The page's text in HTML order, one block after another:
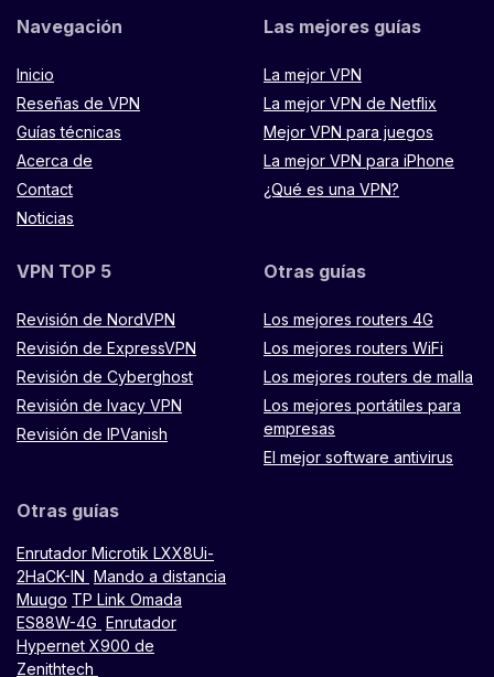
Navegación
Inicio
Reseñas de VPN
Guías técnicas
Acerca de
Contact
Noticias
Las mejores guías
La mejor VPN
La mejor VPN de Netflix
Mejor VPN para juegos
La mejor VPN para iPhone
¿Qué es una VPN?
VPN TOP 5
Revisión de NordVPN
Revisión de ExpressVPN
Revisión de Cyberghost
Revisión de Ivacy VPN
Revisión de IPVanish
Otras guías
Los mejores routers 4G
Los mejores routers WiFi
Los mejores routers de malla
Los mejores portátiles para
empresas
El mejor software antivirus
Otras guías
Enrutador Microtik LXX8Ui-
2HaCK-IN Mando a distancia
Muugo TP Link Omada
ES88W-4G Enrutador
Hypernet X900 de
Zenithtech